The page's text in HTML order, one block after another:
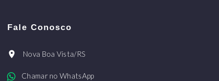
Fale Conosco
Nova Boa Vista/RS
Chamar no WhatsApp